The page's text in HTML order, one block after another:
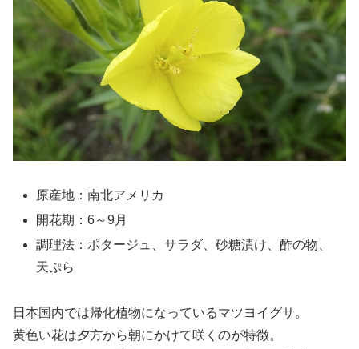
原産地：南北アメリカ
開花期：6～9月
調理法：ポタージュ、サラダ、砂糖漬け、酢の物、
天ぷら
日本国内では帰化植物になっているマツヨイグサ。
黄色い花は夕方から朝にかけて咲くのが特徴。